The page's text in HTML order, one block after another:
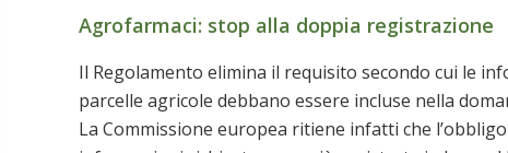
Agrofarmaci: stop alla doppia registrazione
Il Regolamento elimina il requisito secondo cui le
parcelle agricole debbano essere incluse nella
La Commissione europea ritiene infatti che